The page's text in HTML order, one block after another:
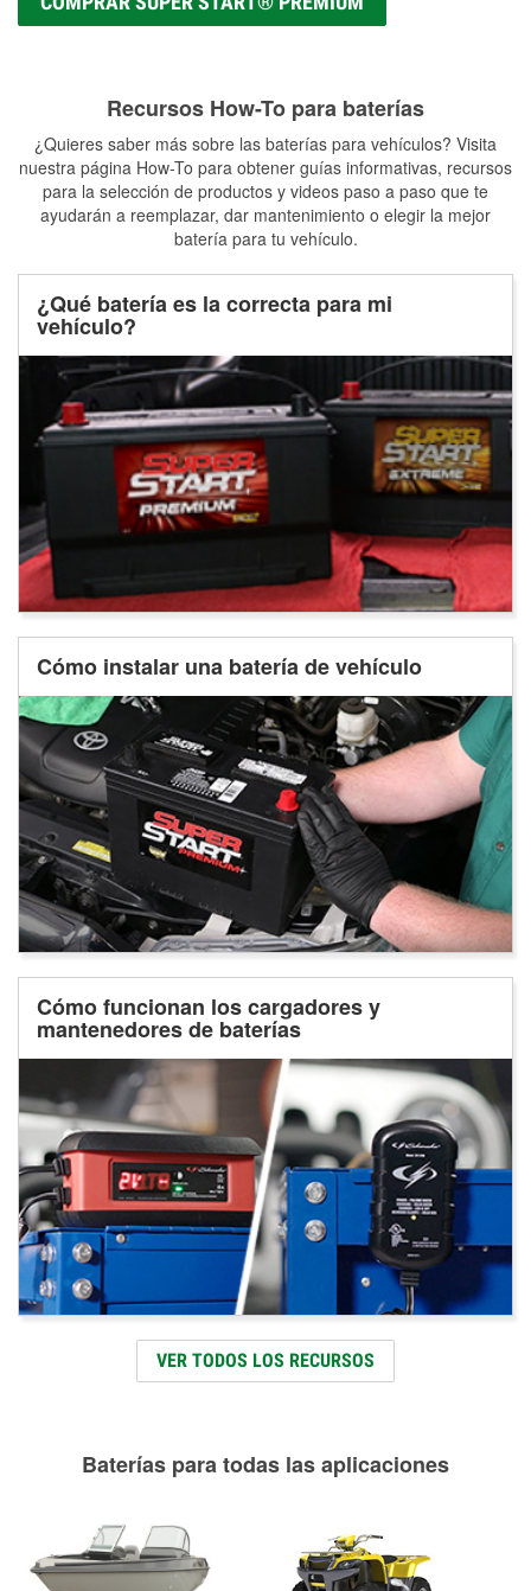
Recursos How-To para baterías
¿Quieres saber más sobre las baterías para vehículos? Visita
nuestra página How-To para obtener guías informativas, recursos
para la selección de productos y videos paso a paso que te
ayudarán a reemplazar, dar mantenimiento o elegir la mejor
batería para tu vehículo.
¿Qué batería es la correcta para mi
vehículo?
Cómo instalar una batería de vehículo
Cómo funcionan los cargadores y
mantenedores de baterías
VER TODOS LOS RECURSOS
Baterías para todas las aplicaciones